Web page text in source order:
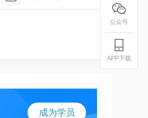
成为学员
公众号
APP下载